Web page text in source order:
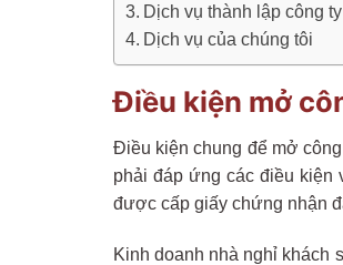
Dịch vụ thành lập công
Dịch vụ của chúng tôi
Điều kiện mở
Điều kiện chung để mở
phải đáp ứng các điều kiện
được cấp giấy chứng nhận
Kinh doanh nhà nghỉ khách